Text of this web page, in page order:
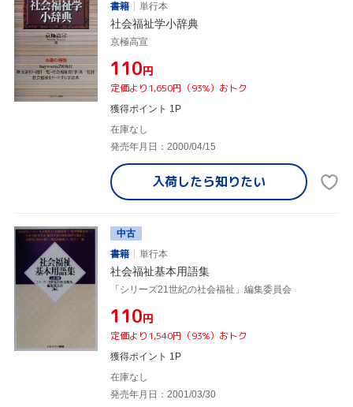
書籍
単行本
社会福祉学小辞典
京極高宣
¥110円
定価より1,650円（93%）おトク
獲得ポイント 1P
在庫なし
発売年月日：2000/04/15
入荷したら知りたい
中古
書籍
単行本
社会福祉基本用語集
「シリーズ21世紀の社会福祉」編集委員会
¥110円
定価より1,540円（93%）おトク
獲得ポイント 1P
在庫なし
発売年月日：2001/03/30